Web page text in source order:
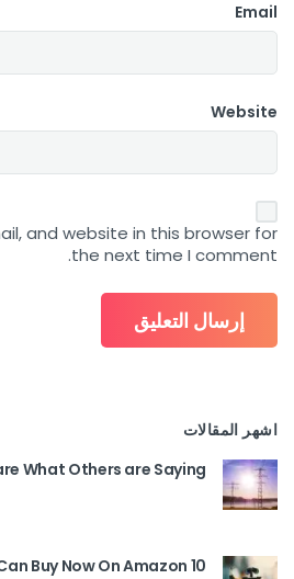
Email
Website
and website in this browser for
the next time I comment.
اشهر المقالات
What Others are Saying
10 Amazing Gadgets You Can Buy Now On Amazon